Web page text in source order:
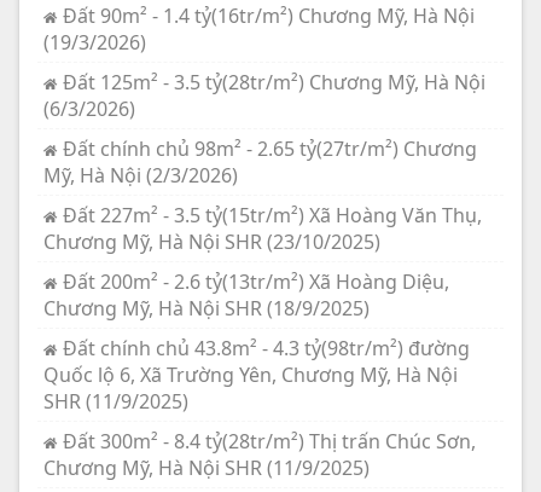
Đất 90m² - 1.4 tỷ(16tr/m²) Chương Mỹ, Hà Nội
(19/3/2026)
Đất 125m² - 3.5 tỷ(28tr/m²) Chương Mỹ, Hà Nội
(6/3/2026)
Đất chính chủ 98m² - 2.65 tỷ(27tr/m²) Chương
Mỹ, Hà Nội (2/3/2026)
Đất 227m² - 3.5 tỷ(15tr/m²) Xã Hoàng Văn Thụ,
Chương Mỹ, Hà Nội SHR (23/10/2025)
Đất 200m² - 2.6 tỷ(13tr/m²) Xã Hoàng Diệu,
Chương Mỹ, Hà Nội SHR (18/9/2025)
Đất chính chủ 43.8m² - 4.3 tỷ(98tr/m²) đường
Quốc lộ 6, Xã Trường Yên, Chương Mỹ, Hà Nội
SHR (11/9/2025)
Đất 300m² - 8.4 tỷ(28tr/m²) Thị trấn Chúc Sơn,
Chương Mỹ, Hà Nội SHR (11/9/2025)